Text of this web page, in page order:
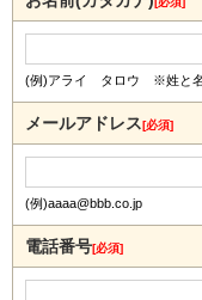
(例)アライ タロウ ※姓と名
メールアドレス[必須]
(例)aaaa@bbb.co.jp
電話番号[必須]